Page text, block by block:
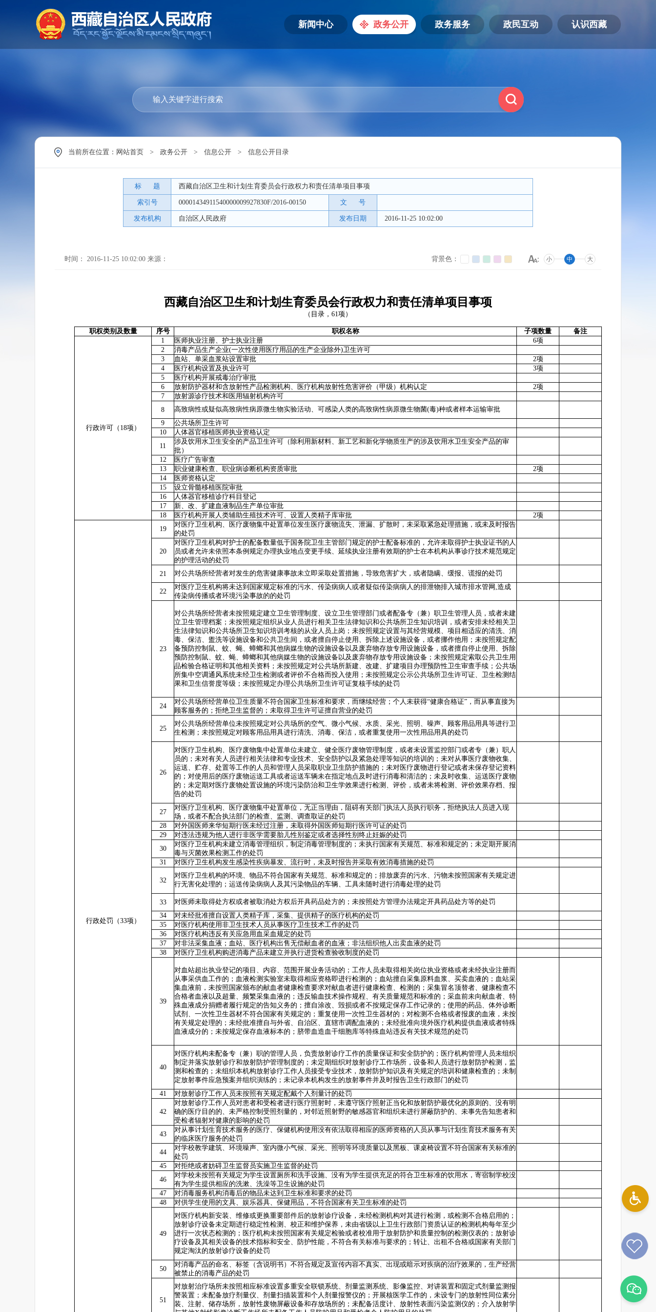
新闻中心 政务公开 政务服务 政民互动 认识西藏
当前所在位置： 网站首页 > 政务公开 > 信息公开 > 信息公开目录
标 题 西藏自治区卫生和计划生育委员会行政权力和责任清单项目事项
索引号 00001434911540000009927830F/2016-00150 文 号
发布机构 自治区人民政府 发布日期 2016-11-25 10:02:00
时间： 2016-11-25 10:02:00 来源： 背景色： 小 中 大
西藏自治区卫生和计划生育委员会行政权力和责任清单项目事项
（目录，61项）
职权类别及数量 序号 职权名称 子项数量 备注
行政许可（18项）
1 医师执业注册、护士执业注册
6项
2
消毒产品生产企业(一次性使用医疗用品的生产企业除外)卫生许可
3
血站、单采血浆站设置审批
2项
4
医疗机构设置及执业许可
3项
5
医疗机构开展戒毒治疗审批
6
放射防护器材和含放射性产品检测机构、医疗机构放射性危害评价（甲级）机构认定
2项
7
放射源诊疗技术和医用辐射机构许可
8
高致病性或疑似高致病性病原微生物实验活动、可感染人类的高致病性病原微生物菌(毒)种或者样本运输审批
9
公共场所卫生许可
10
人体器官移植医师执业资格认定
11
涉及饮用水卫生安全的产品卫生许可（除利用新材料、新工艺和新化学物质生产的涉及饮用水卫生安全产品的审
批）
12
医疗广告审查
13
职业健康检查、职业病诊断机构资质审批
2项
14
医师资格认定
15
设立骨髓移植医院审批
16
人体器官移植诊疗科目登记
17
新、改、扩建血液制品生产单位审批
18
医疗机构开展人类辅助生殖技术许可、设置人类精子库审批 2项
行政处罚（33项）
19
对医疗卫生机构、医疗废物集中处置单位发生医疗废物流失、泄漏、扩散时，未采取紧急处理措施，或未及时报告
的处罚
20
对医疗卫生机构对护士的配备数量低于国务院卫生主管部门规定的护士配备标准的，允许未取得护士执业证书的人
员或者允许未依照本条例规定办理执业地点变更手续、延续执业注册有效期的护士在本机构从事诊疗技术规范规定
的护理活动的处罚
21
对公共场所经营者对发生的危害健康事故未立即采取处置措施，导致危害扩大，或者隐瞒、缓报、谎报的处罚
22
对医疗卫生机构将未达到国家规定标准的污水、传染病病人或者疑似传染病病人的排泄物排入城市排水管网,造成
传染病传播或者环境污染事故的的处罚
23
对公共场所经营者未按照规定建立卫生管理制度、设立卫生管理部门或者配备专（兼）职卫生管理人员，或者未建
立卫生管理档案；未按照规定组织从业人员进行相关卫生法律知识和公共场所卫生知识培训，或者安排未经相关卫
生法律知识和公共场所卫生知识培训考核的从业人员上岗；未按照规定设置与其经营规模、项目相适应的清洗、消
毒、保洁、盥洗等设施设备和公共卫生间，或者擅自停止使用、拆除上述设施设备，或者挪作他用；未按照规定配
备预防控制鼠、蚊、蝇、蟑螂和其他病媒生物的设施设备以及废弃物存放专用设施设备，或者擅自停止使用、拆除
预防控制鼠、蚊、蝇、蟑螂和其他病媒生物的设施设备以及废弃物存放专用设施设备；未按照规定索取公共卫生用
品检验合格证明和其他相关资料；未按照规定对公共场所新建、改建、扩建项目办理预防性卫生审查手续；公共场
所集中空调通风系统未经卫生检测或者评价不合格而投入使用；未按照规定公示公共场所卫生许可证、卫生检测结
果和卫生信誉度等级；未按照规定办理公共场所卫生许可证复核手续的处罚
24
对公共场所经营单位卫生质量不符合国家卫生标准和要求，而继续经营；个人未获得“健康合格证”，而从事直接为
顾客服务的；拒绝卫生监督的；未取得卫生许可证擅自营业的处罚
25
对公共场所经营单位未按照规定对公共场所的空气、微小气候、水质、采光、照明、噪声、顾客用品用具等进行卫
生检测；未按照规定对顾客用品用具进行清洗、消毒、保洁，或者重复使用一次性用品用具的处罚
26
对医疗卫生机构、医疗废物集中处置单位未建立、健全医疗废物管理制度，或者未设置监控部门或者专（兼）职人
员的；未对有关人员进行相关法律和专业技术、安全防护以及紧急处理等知识的培训的；未对从事医疗废物收集、
运送、贮存、处置等工作的人员和管理人员采取职业卫生防护措施的；未对医疗废物进行登记或者未保存登记资料
的；对使用后的医疗废物运送工具或者运送车辆未在指定地点及时进行消毒和清洁的；未及时收集、运送医疗废物
的；未定期对医疗废物处置设施的环境污染防治和卫生学效果进行检测、评价，或者未将检测、评价效果存档、报
告的处罚
27
对医疗卫生机构、医疗废物集中处置单位，无正当理由，阻碍有关部门执法人员执行职务，拒绝执法人员进入现
场，或者不配合执法部门的检查、监测、调查取证的处罚
28
对外国医师来华短期行医未经过注册，未取得外国医师短期行医许可证的处罚
29
对违法违规为他人进行非医学需要胎儿性别鉴定或者选择性别终止妊娠的处罚
30
对医疗卫生机构未建立消毒管理组织，制定消毒管理制度的；未执行国家有关规范、标准和规定的；未定期开展消
毒与灭菌效果检测工作的处罚
31
对医疗卫生机构发生感染性疾病暴发、流行时，未及时报告并采取有效消毒措施的处罚
32
对医疗卫生机构的环境、物品不符合国家有关规范、标准和规定的；排放废弃的污水、污物未按照国家有关规定进
行无害化处理的；运送传染病病人及其污染物品的车辆、工具未随时进行消毒处理的处罚
33
对医师未取得处方权或者被取消处方权后开具药品处方的；未按照处方管理办法规定开具药品处方等的处罚
34
对未经批准擅自设置人类精子库，采集、提供精子的医疗机构的处罚
35
对医疗机构使用非卫生技术人员从事医疗卫生技术工作的处罚
36
对医疗机构违反有关应急用血采血规定的处罚
37
对非法采集血液；血站、医疗机构出售无偿献血者的血液；非法组织他人出卖血液的处罚
38
对医疗卫生机构购进消毒产品未建立并执行进货检查验收制度的处罚
39
对血站超出执业登记的项目、内容、范围开展业务活动的；工作人员未取得相关岗位执业资格或者未经执业注册而
从事采供血工作的；血液检测实验室未取得相应资格即进行检测的；血站擅自采集原料血浆、买卖血液的；血站采
集血液前，未按照国家颁布的献血者健康检查要求对献血者进行健康检查、检测的；采集冒名顶替者、健康检查不
合格者血液以及超量、频繁采集血液的；违反输血技术操作规程、有关质量规范和标准的；采血前未向献血者、特
殊血液成分捐赠者履行规定的告知义务的；擅自涂改、毁损或者不按规定保存工作记录的；使用的药品、体外诊断
试剂、一次性卫生器材不符合国家有关规定的；重复使用一次性卫生器材的；对检测不合格或者报废的血液，未按
有关规定处理的；未经批准擅自与外省、自治区、直辖市调配血液的；未经批准向境外医疗机构提供血液或者特殊
血液成分的；未按规定保存血液标本的；脐带血造血干细胞库等特殊血站违反有关技术规范的处罚
40
对医疗机构未配备专（兼）职的管理人员，负责放射诊疗工作的质量保证和安全防护的；医疗机构管理人员未组织
制定并落实放射诊疗和放射防护管理制度的；未定期组织对放射诊疗工作场所，设备和人员进行放射防护检测，监
测和检查的；未组织本机构放射诊疗工作人员接受专业技术，放射防护知识及有关规定的培训和健康检查的；未制
定放射事件应急预案并组织演练的；未记录本机构发生的放射事件并及时报告卫生行政部门的处罚
41
对放射诊疗工作人员未按照有关规定配戴个人剂量计的处罚
42
对放射诊疗工作人员对患者和受检者进行医疗照射时，未遵守医疗照射正当化和放射防护最优化的原则的、没有明
确的医疗目的的、未严格控制受照剂量的，对邻近照射野的敏感器官和组织未进行屏蔽防护的、未事先告知患者和
受检者辐射对健康的影响的处罚
43
对从事计划生育技术服务的医疗、保健机构使用没有依法取得相应的医师资格的人员从事与计划生育技术服务有关
的临床医疗服务的处罚
44
对学校教学建筑、环境噪声、室内微小气候、采光、照明等环境质量以及黑板、课桌椅设置不符合国家有关标准的
处罚
45
对拒绝或者妨碍卫生监督员实施卫生监督的处罚
46
对学校未按照有关规定为学生设置厕所和洗手设施、没有为学生提供充足的符合卫生标准的饮用水，寄宿制学校没
有为学生提供相应的洗漱、洗澡等卫生设施的处罚
47
对消毒服务机构消毒后的物品未达到卫生标准和要求的处罚
48
对供学生使用的文具、娱乐器具、保健用品，不符合国家有关卫生标准的处罚
49
对医疗机构新安装、维修或更换重要部件后的放射诊疗设备，未经检测机构对其进行检测，或检测不合格启用的；
放射诊疗设备未定期进行稳定性检测、校正和维护保养，未由省级以上卫生行政部门资质认证的检测机构每年至少
进行一次状态检测的；医疗机构未按照国家有关规定检验或者校准用于放射防护和质量控制的检测仪表的；放射诊
疗设备及其相关设备的技术指标和安全、防护性能，不符合有关标准与要求的；转让、出租不合格或国家有关部门
规定淘汰的放射诊疗设备的处罚
50
对消毒产品的命名、标签（含说明书）不符合规定及宣传内容不真实、出现或暗示对疾病的治疗效果的，生产经营
被禁止的消毒产品的处罚
51
对放射治疗场所未按照相应标准设置多重安全联锁系统、剂量监测系统、影像监控、对讲装置和固定式剂量监测报
警装置；未配备放疗剂量仪、剂量扫描装置和个人剂量报警仪的；开展核医学工作的，未设专门的放射性同位素分
装、注射、储存场所，放射性废物屏蔽设备和存放场所的；未配备活度计、放射性表面污染监测仪的；介入放射学